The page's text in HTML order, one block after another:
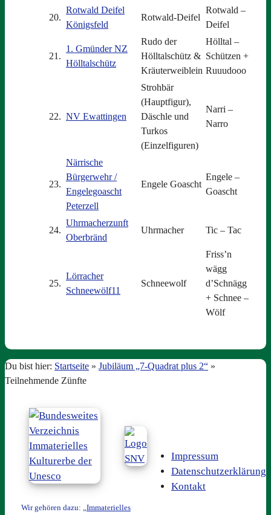
20.
Rotwald Deifel
Königsfeld
Rotwald-Deifel
Rotwald –
Deifel
21.
1. Gmünder NZ
Hölltalschütz
Rudo der
Hölltalschütz &
Kräuterweiblein
Hölltal –
Schützen +
Ruuudooo
22. NV Ewattingen
Strohbär
(Hauptfigur),
Däschle und
Turkos
(Einzelfiguren)
Narri –
Narro
23.
Närrische
Bürgerwehr /
Engelegoascht
Peterzell
Engele Goascht
Engele –
Goascht
24.
Uhrmacherzunft
Oberbränd
Uhrmacher Tic – Tac
25.
Lörracher
Schneewölf11
Schneewolf
Friss’n
wägg
d’Schnägg
+ Schnee –
Wölf
Du bist hier: Startseite » Jubiläum „7-Quadrat plus 2“ »
Teilnehmende Zünfte
Wir gehören dazu: „Immaterielles
Impressum
Datenschutzerklärung
Kontakt